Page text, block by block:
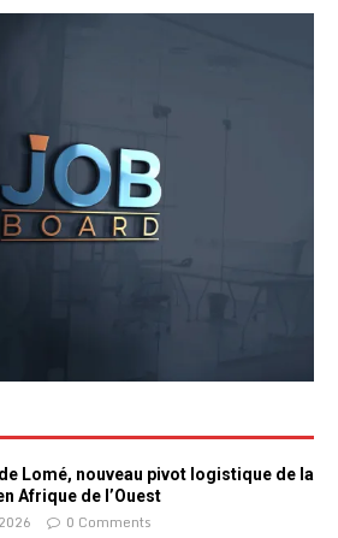
Lomé, nouveau pivot logistique de la
Afrique de l’Ouest
0 Comments